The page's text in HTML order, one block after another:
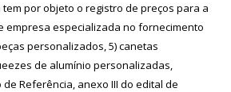
tem por objeto o registro de preços para a
empresa especializada no fornecimento
personalizados, 5) canetas
de alumínio personalizadas,
Referência, anexo III do edital de